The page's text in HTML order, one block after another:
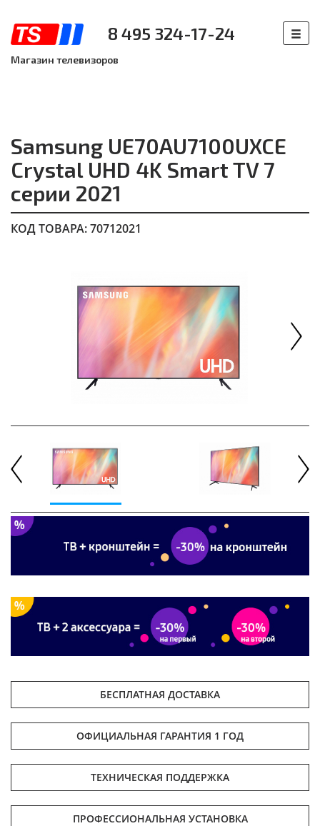
8 495 324-17-24
Магазин телевизоров
Samsung UE70AU7100UXCE
Crystal UHD 4K Smart TV 7
серии 2021
КОД ТОВАРА: 70712021
БЕСПЛАТНАЯ ДОСТАВКА
ОФИЦИАЛЬНАЯ ГАРАНТИЯ 1 ГОД
ТЕХНИЧЕСКАЯ ПОДДЕРЖКА
ПРОФЕССИОНАЛЬНАЯ УСТАНОВКА